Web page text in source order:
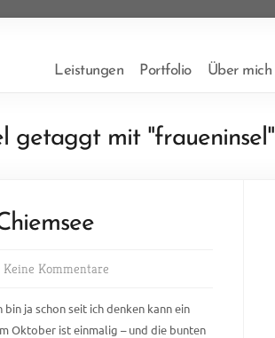
Leistungen Portfolio Über mich
getaggt mit "fraueninsel"
Keine Kommentare
ja schon seit ich denken kann ein
Oktober ist einmalig – und die bunten